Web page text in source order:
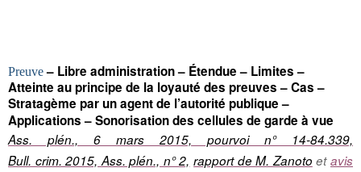
Preuve– Libre administration – Étendue – Limites –
Atteinte au principe de la loyauté des preuves – Cas –
Stratagème par un agent de l’autorité publique –
Applications – Sonorisation des cellules de garde à vue
Ass. plén., 6 mars 2015, pourvoi n° 14-84.339,
Bull. crim. 2015, Ass. plén., n° 2, rapport de M. Zanoto etavis